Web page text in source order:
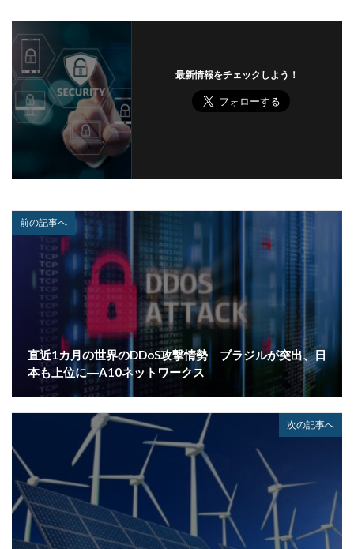
最新情報をチェックしよう！
前の記事へ
直近1カ月の世界のDDoS攻撃情勢 ブラジルが突出、日
本も上位に―A10ネットワークス
次の記事へ